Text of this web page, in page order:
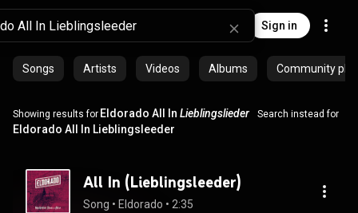
Sign in
Songs Artists Videos Albums Community
Showing results for Eldorado All In Lieblingslieder Search instead for
Eldorado All In Lieblingsleeder
All In (Lieblingsleeder)
Song • Eldorado • 2:35